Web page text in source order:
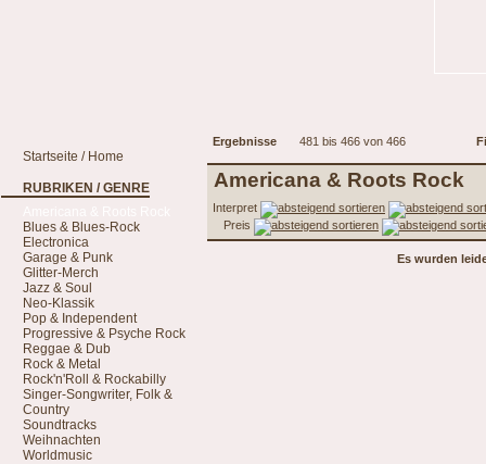
Ergebnisse 481 bis 466 von 466
Startseite / Home
RUBRIKEN / GENRE
Blues & Blues-Rock
Electronica
Garage & Punk
Glitter-Merch
Jazz & Soul
Neo-Klassik
Pop & Independent
Progressive & Psyche Rock
Reggae & Dub
Rock & Metal
Rock'n'Roll & Rockabilly
Singer-Songwriter, Folk &
Country
Soundtracks
Weihnachten
Worldmusic
Americana & Roots Rock
Interpret
Preis
Es wurden